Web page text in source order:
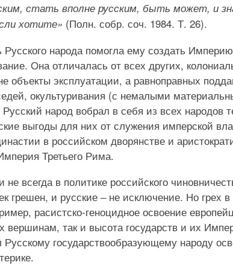
стать вполне русским, быть может, и
хотите» (Полн. собр. соч. 1984. Т. 26).
Русского народа помогла ему создать
Она отличалась от всех других,
объекты эксплуатации, а равноправных
окультуривания (с немалыми
народ вобрал в себя из всех народов
выгоды для них от служения имперской
в российском дворянстве и
Третьего Рима.
не всегда в политике российского
грешен, и русские ‒ не исключение. Но грех
расистско-геноцидное освоение
вершинам, так и высота государств и их
Русскому государствообразующему народу